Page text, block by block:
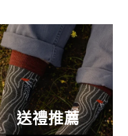
送禮推薦